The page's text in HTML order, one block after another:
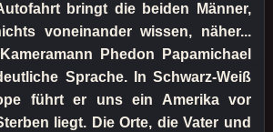
bringt die beiden Männer,
voneinander wissen, näher...
Phedon Papamichael
Sprache. In Schwarz-Weiß
führt er uns ein Amerika vor
liegt. Die Orte, die Vater und